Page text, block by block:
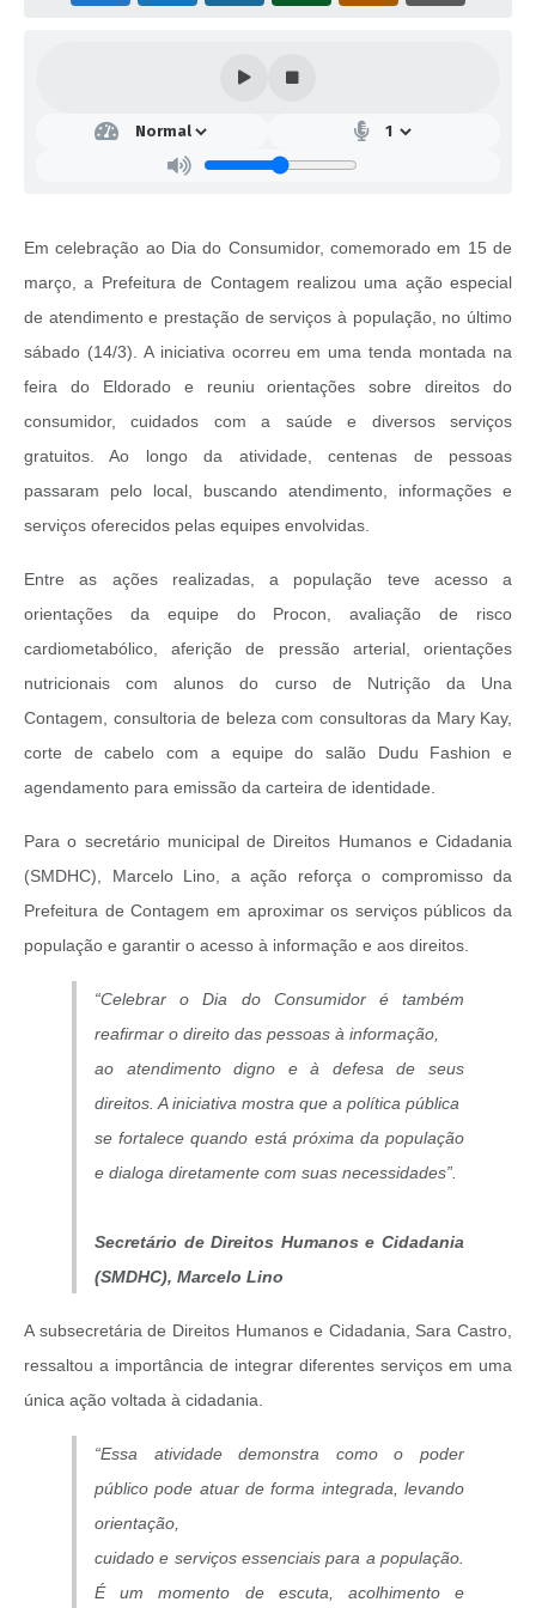
Em celebração ao Dia do Consumidor, comemorado em 15 de
março, a Prefeitura de Contagem realizou uma ação especial
de atendimento e prestação de serviços à população, no último
sábado (14/3). A iniciativa ocorreu em uma tenda montada na
feira do Eldorado e reuniu orientações sobre direitos do
consumidor, cuidados com a saúde e diversos serviços
gratuitos. Ao longo da atividade, centenas de pessoas
passaram pelo local, buscando atendimento, informações e
serviços oferecidos pelas equipes envolvidas.
Entre as ações realizadas, a população teve acesso a
orientações da equipe do Procon, avaliação de risco
cardiometabólico, aferição de pressão arterial, orientações
nutricionais com alunos do curso de Nutrição da Una
Contagem, consultoria de beleza com consultoras da Mary Kay,
corte de cabelo com a equipe do salão Dudu Fashion e
agendamento para emissão da carteira de identidade.
Para o secretário municipal de Direitos Humanos e Cidadania
(SMDHC), Marcelo Lino, a ação reforça o compromisso da
Prefeitura de Contagem em aproximar os serviços públicos da
população e garantir o acesso à informação e aos direitos.
“Celebrar o Dia do Consumidor é também
reafirmar o direito das pessoas à informação,
ao atendimento digno e à defesa de seus
direitos. A iniciativa mostra que a política pública
se fortalece quando está próxima da população
e dialoga diretamente com suas necessidades”.
Secretário de Direitos Humanos e Cidadania
(SMDHC), Marcelo Lino
A subsecretária de Direitos Humanos e Cidadania, Sara Castro,
ressaltou a importância de integrar diferentes serviços em uma
única ação voltada à cidadania.
“Essa atividade demonstra como o poder
público pode atuar de forma integrada, levando
orientação,
cuidado e serviços essenciais para a população.
É um momento de escuta, acolhimento e